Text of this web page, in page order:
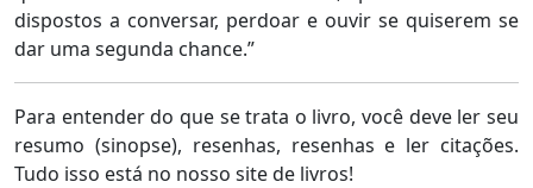
dispostos a conversar, perdoar e ouvir se quiserem se
dar uma segunda chance.”
Para entender do que se trata o livro, você deve ler seu
resumo (sinopse), resenhas, resenhas e ler citações.
Tudo isso está no nosso site de livros!